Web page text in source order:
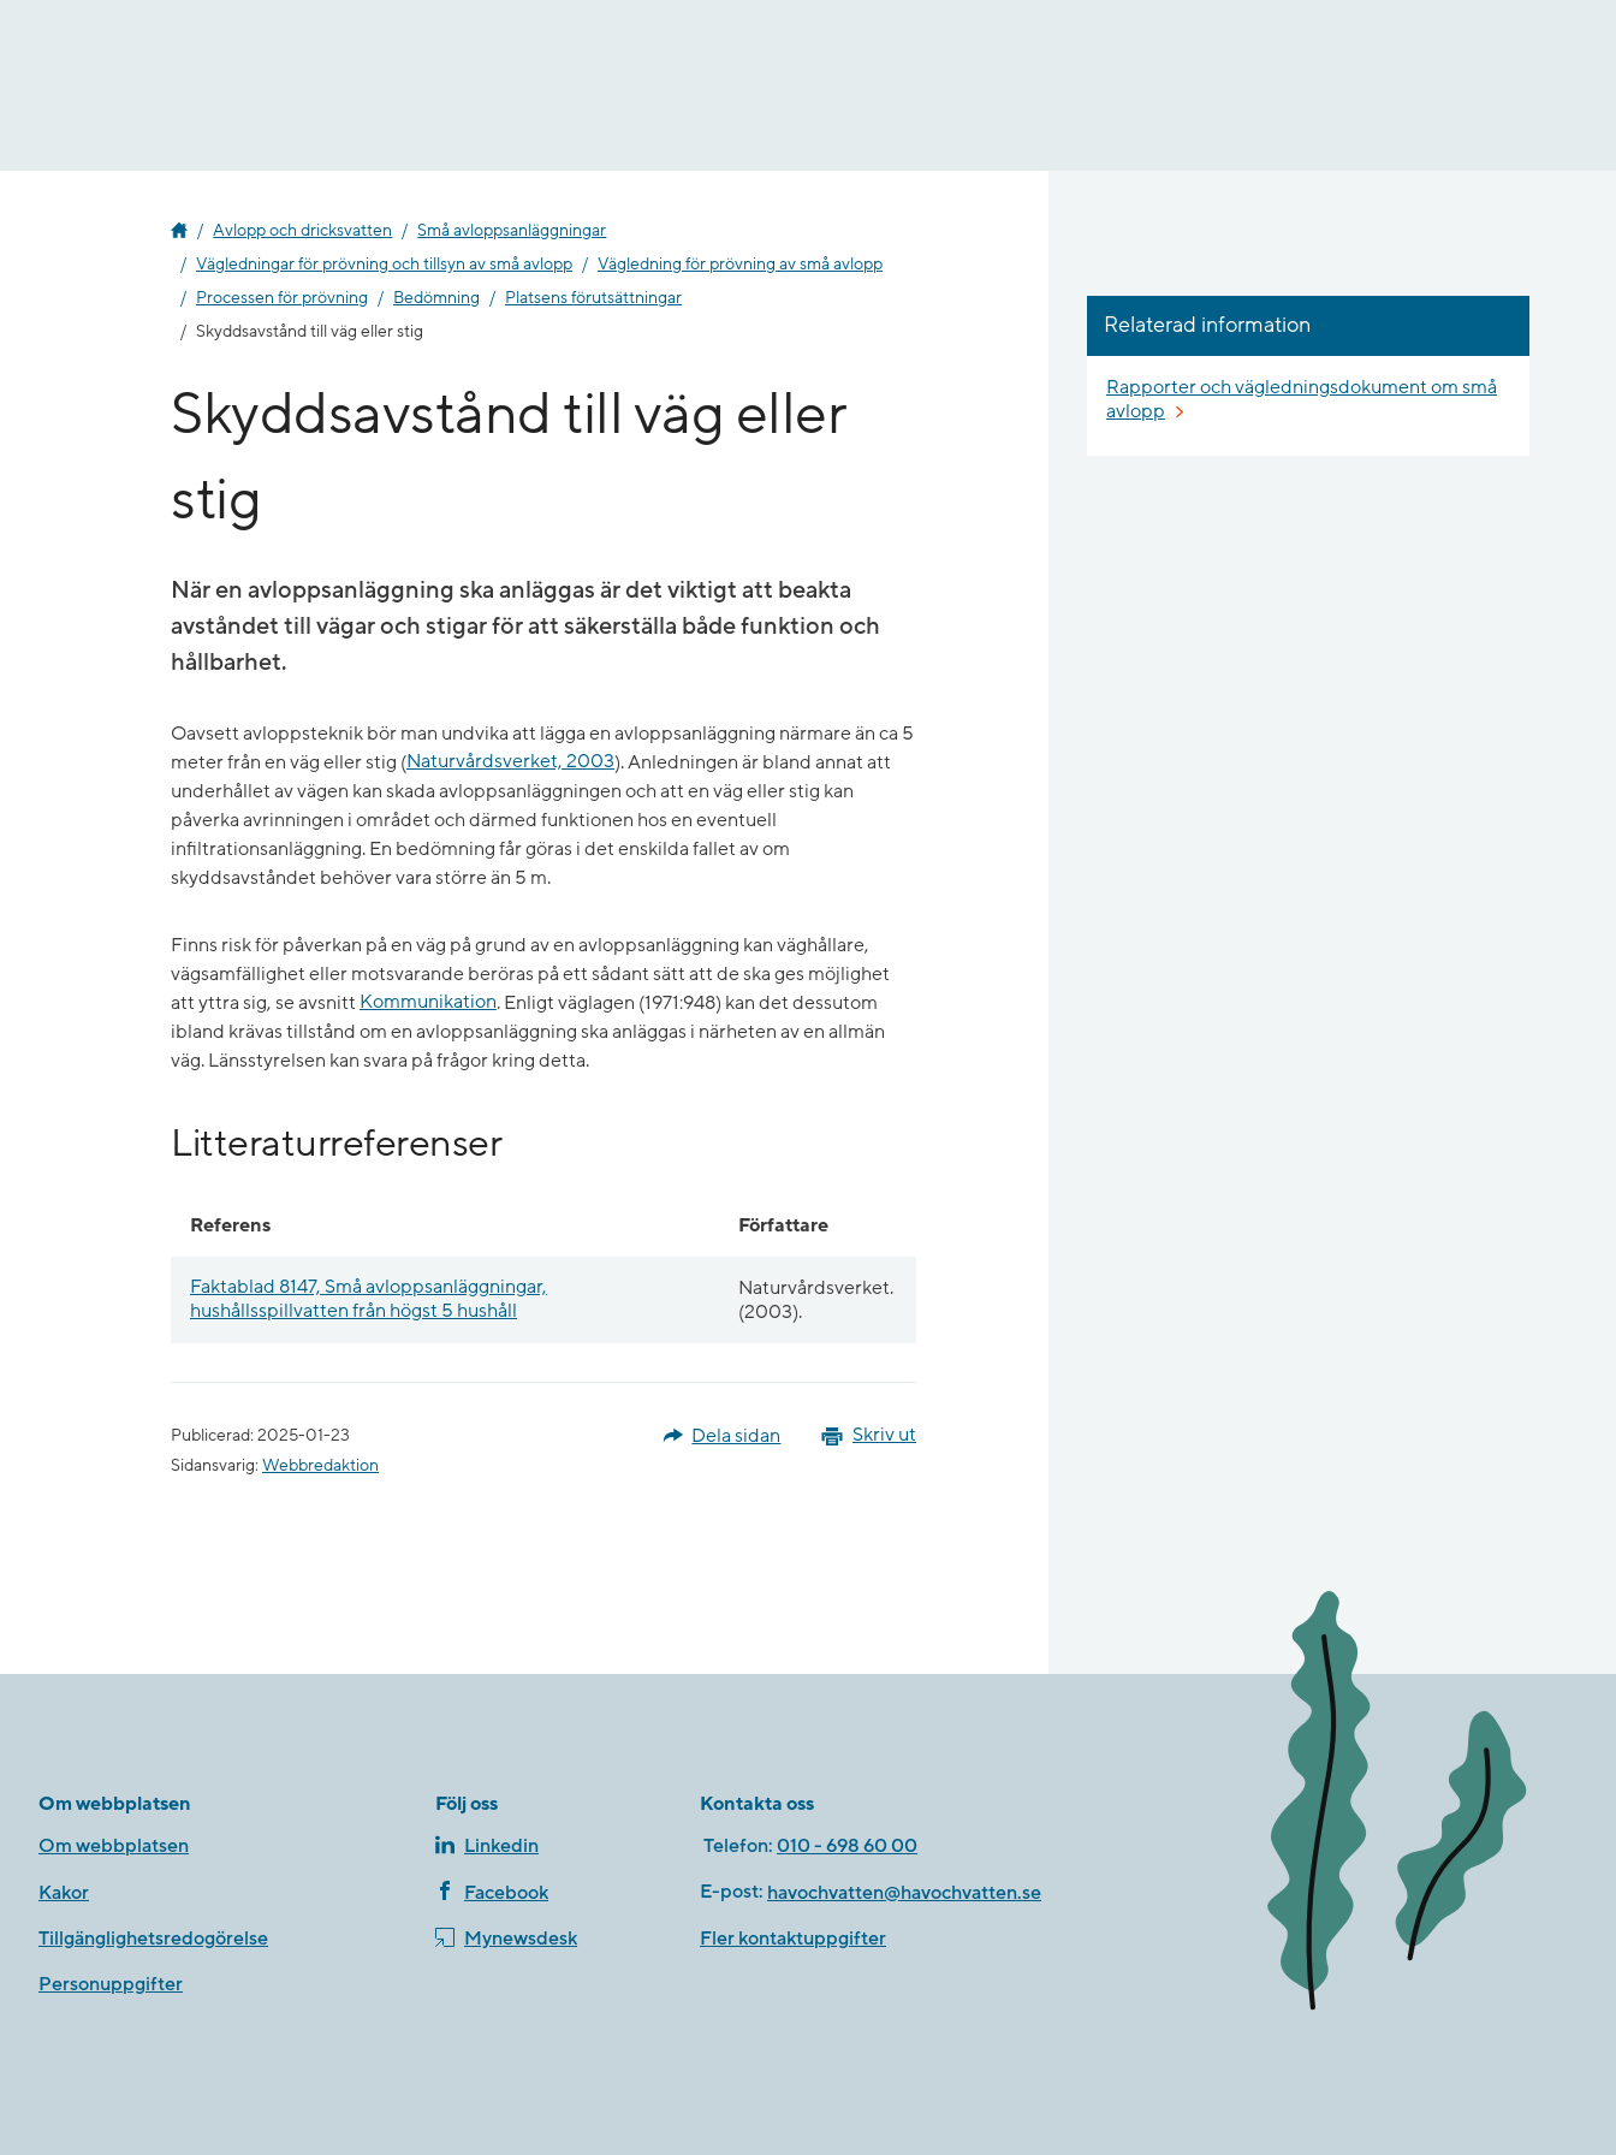
Avlopp och dricksvatten
Små avloppsanläggningar
Vägledningar för prövning och tillsyn av små avlopp
Vägledning för prövning av små avlopp
Processen för prövning
Bedömning
Platsens förutsättningar
Skyddsavstånd till väg eller stig
Skyddsavstånd till väg eller
stig
När en avloppsanläggning ska anläggas är det viktigt att beakta
avståndet till vägar och stigar för att säkerställa både funktion och
hållbarhet.
Oavsett avloppsteknik bör man undvika att lägga en avloppsanläggning närmare än ca 5
meter från en väg eller stig (Naturvårdsverket, 2003). Anledningen är bland annat att
underhållet av vägen kan skada avloppsanläggningen och att en väg eller stig kan
påverka avrinningen i området och därmed funktionen hos en eventuell
infiltrationsanläggning. En bedömning får göras i det enskilda fallet av om
skyddsavståndet behöver vara större än 5 m.
Finns risk för påverkan på en väg på grund av en avloppsanläggning kan väghållare,
vägsamfällighet eller motsvarande beröras på ett sådant sätt att de ska ges möjlighet
att yttra sig, se avsnitt Kommunikation. Enligt väglagen (1971:948) kan det dessutom
ibland krävas tillstånd om en avloppsanläggning ska anläggas i närheten av en allmän
väg. Länsstyrelsen kan svara på frågor kring detta.
Litteraturreferenser
Referens Författare
Faktablad 8147, Små avloppsanläggningar,
hushållsspillvatten från högst 5 hushåll
Naturvårdsverket.
(2003).
Publicerad: 2025-01-23
Sidansvarig: Webbredaktion
Skriv ut
Dela sidan
Relaterad information
Rapporter och vägledningsdokument om små
avlopp
Om webbplatsen
Om webbplatsen
Kakor
Tillgänglighetsredogörelse
Personuppgifter
Följ oss
Linkedin
Facebook
Mynewsdesk
Kontakta oss
Telefon: 010 - 698 60 00
E-post: havochvatten@havochvatten.se
Fler kontaktuppgifter